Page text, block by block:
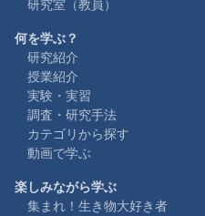
研究室（教員）
何を学ぶ？
研究紹介
授業紹介
実験・実習
調査・研究手法
カテゴリから探す
動画で学ぶ
楽しみながら学ぶ
集まれ！生き物大好き者